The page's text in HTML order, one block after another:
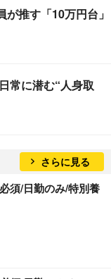
が推す「10万円台」
常に潜む“人身取
さらに見る
須/日勤のみ/特別養